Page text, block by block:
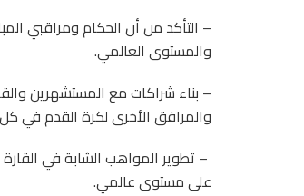
– التأكد من أن الحكام ومراقبي
والمستوى العالمي.
– بناء شراكات مع المستشهرين
والمرافق الأخرى لكرة القدم في
– تطوير المواهب الشابة في
على مستوى عالمي.